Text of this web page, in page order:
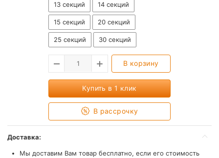
13 секций 14 секций
15 секций 20 секций
25 секций 30 секций
В корзину
Купить в 1 клик
В рассрочку
Доставка:
Мы доставим Вам товар бесплатно, если его стоимость